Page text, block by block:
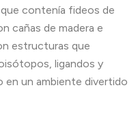
contenía fideos de
cañas de madera e
estructuras que
ligandos y
un ambiente divertido